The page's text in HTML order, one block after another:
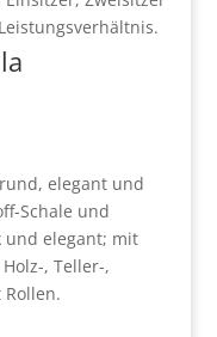
elegant und
Schale und
und elegant; mit
, Teller-,